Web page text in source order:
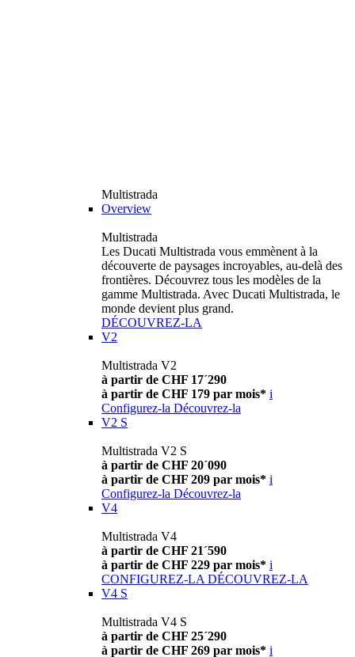
Multistrada
Overview
Multistrada
Les Ducati Multistrada vous emmènent à la
découverte de paysages incroyables, au-delà des
frontières. Découvrez tous les modèles de la
gamme Multistrada. Avec Ducati Multistrada, le
monde devient plus grand.
DÉCOUVREZ-LA
V2
Multistrada V2
à partir de CHF 17´290
à partir de CHF 179 par mois* i
Configurez-la Découvrez-la
V2 S
Multistrada V2 S
à partir de CHF 20´090
à partir de CHF 209 par mois* i
Configurez-la Découvrez-la
V4
Multistrada V4
à partir de CHF 21´590
à partir de CHF 229 par mois* i
CONFIGUREZ-LA DÉCOUVREZ-LA
V4 S
Multistrada V4 S
à partir de CHF 25´290
à partir de CHF 269 par mois* i